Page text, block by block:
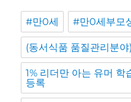
#만0세 #만0세부모
(동서식품 품질관리분
1% 리더만 아는 유머
등록